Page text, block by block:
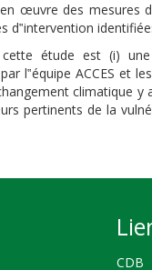
œuvre des mesures
d‟intervention
étude est (i)
l‟équipe ACCES et
climatique
pertinents de la
CDB